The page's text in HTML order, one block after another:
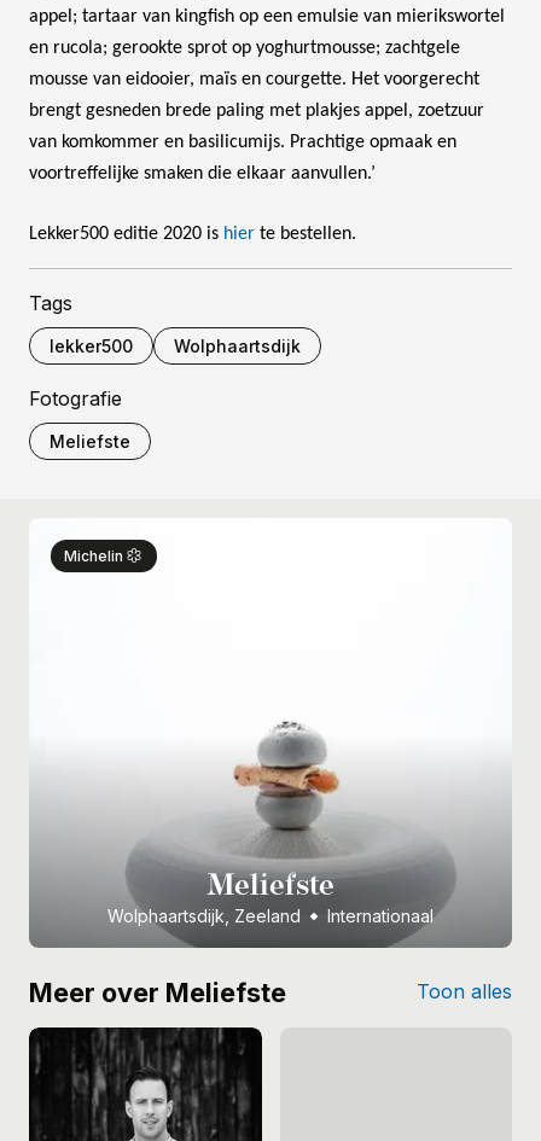
appel; tartaar van kingfish op een emulsie van mierikswortel
en rucola; gerookte sprot op yoghurtmousse; zachtgele
mousse van eidooier, maïs en courgette. Het voorgerecht
brengt gesneden brede paling met plakjes appel, zoetzuur
van komkommer en basilicumijs. Prachtige opmaak en
voortreffelijke smaken die elkaar aanvullen.’
Lekker500 editie 2020 is hier te bestellen.
Tags
lekker500 Wolphaartsdijk
Fotografie
Meliefste
Michelin
Meliefste
Wolphaartsdijk, Zeeland Internationaal
Meer over Meliefste Toon alles